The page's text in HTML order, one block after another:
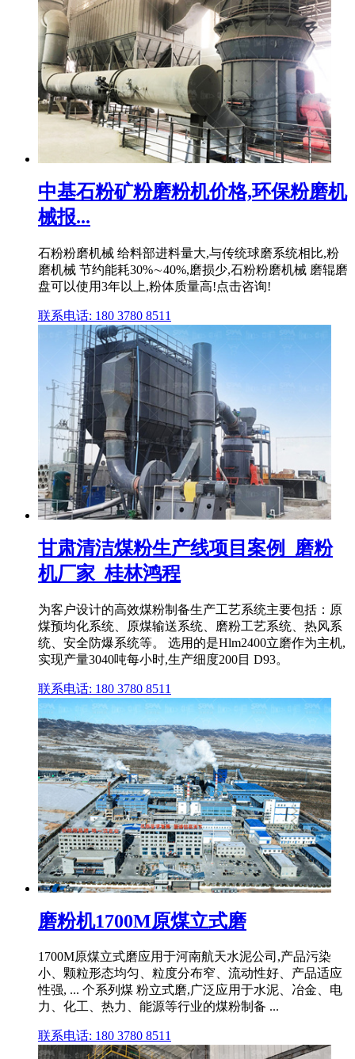
中基石粉矿粉磨粉机价格,环保粉磨机
械报...
石粉粉磨机械 给料部进料量大,与传统球磨系统相比,粉
磨机械 节约能耗30%∼40%,磨损少,石粉粉磨机械 磨辊磨
盘可以使用3年以上,粉体质量高!点击咨询!
联系电话: 180 3780 8511
甘肃清洁煤粉生产线项目案例_磨粉
机厂家_桂林鸿程
为客户设计的高效煤粉制备生产工艺系统主要包括：原
煤预均化系统、原煤输送系统、磨粉工艺系统、热风系
统、安全防爆系统等。 选用的是Hlm2400立磨作为主机,
实现产量3040吨每小时,生产细度200目 D93。
联系电话: 180 3780 8511
磨粉机1700M原煤立式磨
1700M原煤立式磨应用于河南航天水泥公司,产品污染
小、颗粒形态均匀、粒度分布窄、流动性好、产品适应
性强, ... 个系列煤 粉立式磨,广泛应用于水泥、冶金、电
力、化工、热力、能源等行业的煤粉制备 ...
联系电话: 180 3780 8511